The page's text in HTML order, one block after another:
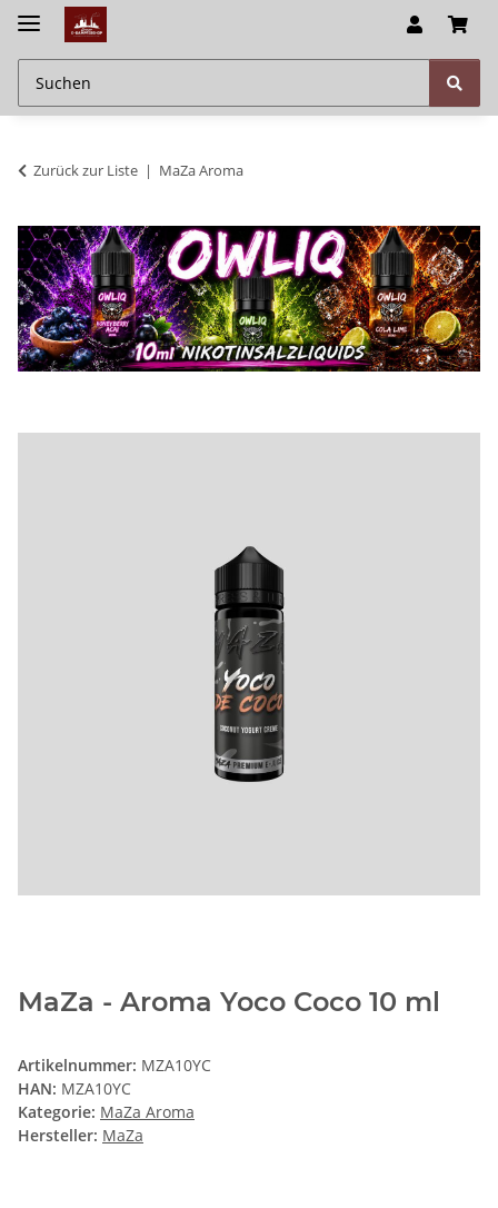
Zurück zur Liste MaZa Aroma
MaZa - Aroma Yoco Coco 10 ml
Artikelnummer: MZA10YC
HAN: MZA10YC
Kategorie: MaZa Aroma
Hersteller: MaZa